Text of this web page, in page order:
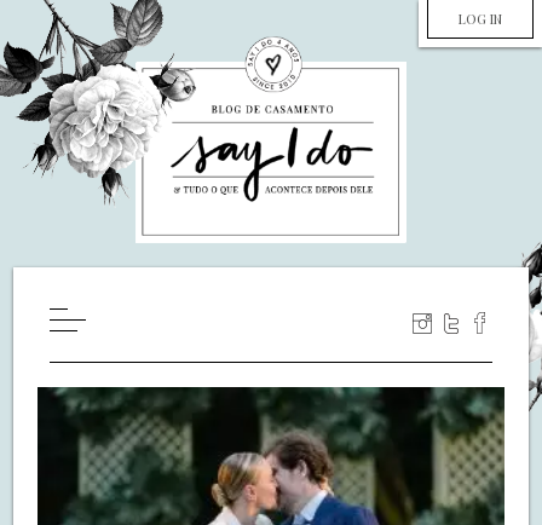
LOG IN
WILL YOU MARRY ME?
LUA DE MEL
COZINHA
DECORAÇÃO